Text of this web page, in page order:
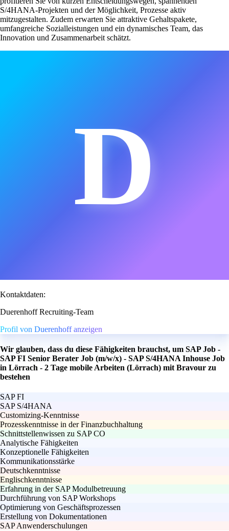
S/4HANA-Projekten und der Möglichkeit, Prozesse aktiv
mitzugestalten. Zudem erwarten Sie attraktive Gehaltspakete,
umfangreiche Sozialleistungen und ein dynamisches Team, das
Innovation und Zusammenarbeit schätzt.
D
Kontaktdaten:
Duerenhoff Recruiting-Team
Profil von Duerenhoff anzeigen
Wir glauben, dass du diese Fähigkeiten brauchst, um SAP Job -
SAP FI Senior Berater Job (m/w/x) - SAP S/4HANA Inhouse Job
in Lörrach - 2 Tage mobile Arbeiten (Lörrach) mit Bravour zu
bestehen
SAP FI
SAP S/4HANA
Customizing-Kenntnisse
Prozesskenntnisse in der Finanzbuchhaltung
Schnittstellenwissen zu SAP CO
Analytische Fähigkeiten
Konzeptionelle Fähigkeiten
Kommunikationsstärke
Deutschkenntnisse
Englischkenntnisse
Erfahrung in der SAP Modulbetreuung
Durchführung von SAP Workshops
Optimierung von Geschäftsprozessen
Erstellung von Dokumentationen
SAP Anwenderschulungen